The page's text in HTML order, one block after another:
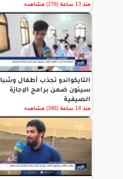
منذ 13 ساعة (276) مشاهده
التايكواندو تجذب أطفال
سيئون ضمن برامج الإجازة
الصيفية
منذ 14 ساعة (346) مشاهده